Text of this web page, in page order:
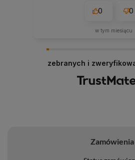
0 0
w tym miesiącu
zebranych i
Zamówienia